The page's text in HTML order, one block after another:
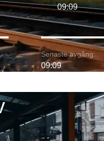
09:09
Senaste avgång:
09:09